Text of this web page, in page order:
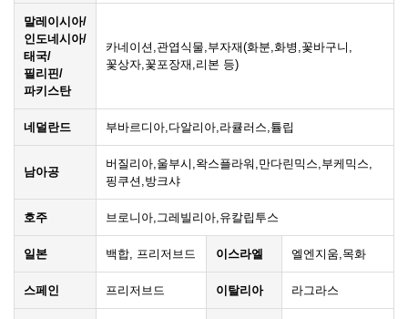
말레이시아/
인도네시아/
태국/
필리핀/
파키스탄
카네이션,관엽식물,부자재(화분,화병,꽃바구니,
꽃상자,꽃포장재,리본 등)
네덜란드 부바르디아,다알리아,라큘러스,튤립
남아공
버질리아,울부시,왁스플라워,만다린믹스,부케믹스,
핑쿠션,방크샤
호주 브로니아,그레빌리아,유칼립투스
일본 백합, 프리저브드 이스라엘 엘엔지움,목화
스페인 프리저브드 이탈리아 라그라스